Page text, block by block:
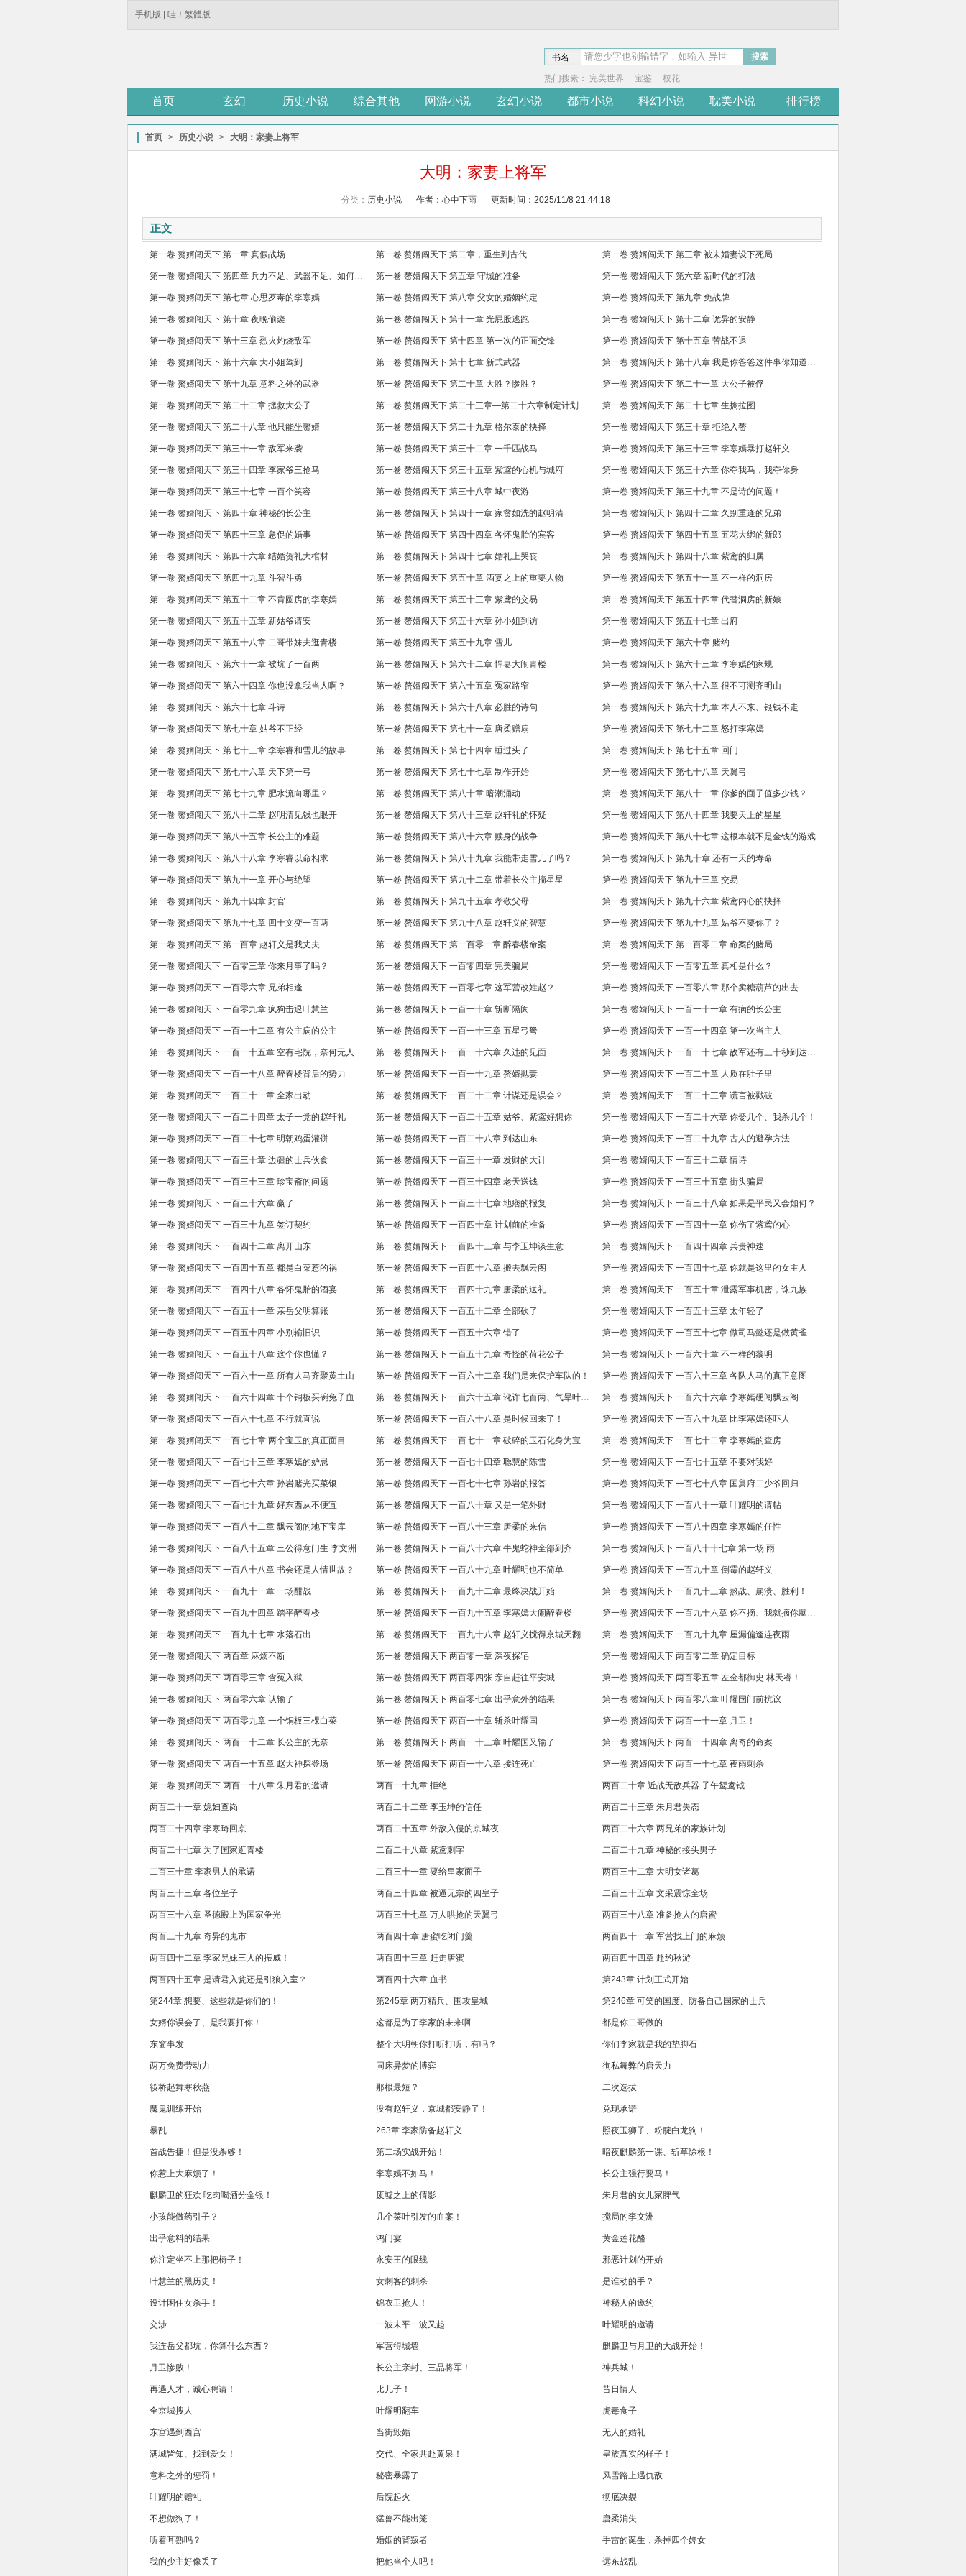
手机版 哇！繁體版
书名 搜索
热门搜素： 完美世界 宝鉴 校花
首页 玄幻 历史小说 综合其他 网游小说 玄幻小说 都市小说 科幻小说 耽美小说 排行榜
首页 > 历史小说 > 大明：家妻上将军
大明：家妻上将军
分类： 历史小说 作者：心中下雨 更新时间：2025/11/8 21:44:18
正文
第一卷 赘婿闯天下 第一章 真假战场 第一卷 赘婿闯天下 第二章，重生到古代 第一卷 赘婿闯天下 第三章 被未婚妻设下死局
第一卷 赘婿闯天下 第四章 兵力不足、武器不足、如何守城 第一卷 赘婿闯天下 第五章 守城的准备 第一卷 赘婿闯天下 第六章 新时代的打法
第一卷 赘婿闯天下 第七章 心思歹毒的李寒嫣 第一卷 赘婿闯天下 第八章 父女的婚姻约定 第一卷 赘婿闯天下 第九章 免战牌
第一卷 赘婿闯天下 第十章 夜晚偷袭 第一卷 赘婿闯天下 第十一章 光屁股逃跑 第一卷 赘婿闯天下 第十二章 诡异的安静
第一卷 赘婿闯天下 第十三章 烈火灼烧敌军 第一卷 赘婿闯天下 第十四章 第一次的正面交锋 第一卷 赘婿闯天下 第十五章 苦战不退
第一卷 赘婿闯天下 第十六章 大小姐驾到 第一卷 赘婿闯天下 第十七章 新式武器 第一卷 赘婿闯天下 第十八章 我是你爸爸这件事你知道吗？
第一卷 赘婿闯天下 第十九章 意料之外的武器 第一卷 赘婿闯天下 第二十章 大胜？惨胜？ 第一卷 赘婿闯天下 第二十一章 大公子被俘
第一卷 赘婿闯天下 第二十二章 拯救大公子 第一卷 赘婿闯天下 第二十三章—第二十六章制定计划 第一卷 赘婿闯天下 第二十七章 生擒拉图
第一卷 赘婿闯天下 第二十八章 他只能坐赘婿 第一卷 赘婿闯天下 第二十九章 格尔泰的抉择 第一卷 赘婿闯天下 第三十章 拒绝入赘
第一卷 赘婿闯天下 第三十一章 敌军来袭 第一卷 赘婿闯天下 第三十二章 一千匹战马 第一卷 赘婿闯天下 第三十三章 李寒嫣暴打赵轩义
第一卷 赘婿闯天下 第三十四章 李家爷三抢马 第一卷 赘婿闯天下 第三十五章 紫鸢的心机与城府 第一卷 赘婿闯天下 第三十六章 你夺我马，我夺你身
第一卷 赘婿闯天下 第三十七章 一百个笑容 第一卷 赘婿闯天下 第三十八章 城中夜游 第一卷 赘婿闯天下 第三十九章 不是诗的问题！
第一卷 赘婿闯天下 第四十章 神秘的长公主 第一卷 赘婿闯天下 第四十一章 家贫如洗的赵明清 第一卷 赘婿闯天下 第四十二章 久别重逢的兄弟
第一卷 赘婿闯天下 第四十三章 急促的婚事 第一卷 赘婿闯天下 第四十四章 各怀鬼胎的宾客 第一卷 赘婿闯天下 第四十五章 五花大绑的新郎
第一卷 赘婿闯天下 第四十六章 结婚贺礼大棺材 第一卷 赘婿闯天下 第四十七章 婚礼上哭丧 第一卷 赘婿闯天下 第四十八章 紫鸢的归属
第一卷 赘婿闯天下 第四十九章 斗智斗勇 第一卷 赘婿闯天下 第五十章 酒宴之上的重要人物 第一卷 赘婿闯天下 第五十一章 不一样的洞房
第一卷 赘婿闯天下 第五十二章 不肯圆房的李寒嫣 第一卷 赘婿闯天下 第五十三章 紫鸢的交易 第一卷 赘婿闯天下 第五十四章 代替洞房的新娘
第一卷 赘婿闯天下 第五十五章 新姑爷请安 第一卷 赘婿闯天下 第五十六章 孙小姐到访 第一卷 赘婿闯天下 第五十七章 出府
第一卷 赘婿闯天下 第五十八章 二哥带妹夫逛青楼 第一卷 赘婿闯天下 第五十九章 雪儿 第一卷 赘婿闯天下 第六十章 赌约
第一卷 赘婿闯天下 第六十一章 被坑了一百两 第一卷 赘婿闯天下 第六十二章 悍妻大闹青楼 第一卷 赘婿闯天下 第六十三章 李寒嫣的家规
第一卷 赘婿闯天下 第六十四章 你也没拿我当人啊？ 第一卷 赘婿闯天下 第六十五章 冤家路窄 第一卷 赘婿闯天下 第六十六章 很不可测齐明山
第一卷 赘婿闯天下 第六十七章 斗诗 第一卷 赘婿闯天下 第六十八章 必胜的诗句 第一卷 赘婿闯天下 第六十九章 本人不来、银钱不走
第一卷 赘婿闯天下 第七十章 姑爷不正经 第一卷 赘婿闯天下 第七十一章 唐柔赠扇 第一卷 赘婿闯天下 第七十二章 怒打李寒嫣
第一卷 赘婿闯天下 第七十三章 李寒睿和雪儿的故事 第一卷 赘婿闯天下 第七十四章 睡过头了 第一卷 赘婿闯天下 第七十五章 回门
第一卷 赘婿闯天下 第七十六章 天下第一弓 第一卷 赘婿闯天下 第七十七章 制作开始 第一卷 赘婿闯天下 第七十八章 天翼弓
第一卷 赘婿闯天下 第七十九章 肥水流向哪里？ 第一卷 赘婿闯天下 第八十章 暗潮涌动 第一卷 赘婿闯天下 第八十一章 你爹的面子值多少钱？
第一卷 赘婿闯天下 第八十二章 赵明清见钱也眼开 第一卷 赘婿闯天下 第八十三章 赵轩礼的怀疑 第一卷 赘婿闯天下 第八十四章 我要天上的星星
第一卷 赘婿闯天下 第八十五章 长公主的难题 第一卷 赘婿闯天下 第八十六章 赎身的战争 第一卷 赘婿闯天下 第八十七章 这根本就不是金钱的游戏
第一卷 赘婿闯天下 第八十八章 李寒睿以命相求 第一卷 赘婿闯天下 第八十九章 我能带走雪儿了吗？ 第一卷 赘婿闯天下 第九十章 还有一天的寿命
第一卷 赘婿闯天下 第九十一章 开心与绝望 第一卷 赘婿闯天下 第九十二章 带着长公主摘星星 第一卷 赘婿闯天下 第九十三章 交易
第一卷 赘婿闯天下 第九十四章 封官 第一卷 赘婿闯天下 第九十五章 孝敬父母 第一卷 赘婿闯天下 第九十六章 紫鸢内心的抉择
第一卷 赘婿闯天下 第九十七章 四十文变一百两 第一卷 赘婿闯天下 第九十八章 赵轩义的智慧 第一卷 赘婿闯天下 第九十九章 姑爷不要你了？
第一卷 赘婿闯天下 第一百章 赵轩义是我丈夫 第一卷 赘婿闯天下 第一百零一章 醉春楼命案 第一卷 赘婿闯天下 第一百零二章 命案的赌局
第一卷 赘婿闯天下 一百零三章 你来月事了吗？ 第一卷 赘婿闯天下 一百零四章 完美骗局 第一卷 赘婿闯天下 一百零五章 真相是什么？
第一卷 赘婿闯天下 一百零六章 兄弟相逢 第一卷 赘婿闯天下 一百零七章 这军营改姓赵？ 第一卷 赘婿闯天下 一百零八章 那个卖糖葫芦的出去
第一卷 赘婿闯天下 一百零九章 疯狗击退叶慧兰 第一卷 赘婿闯天下 一百一十章 斩断隔阂 第一卷 赘婿闯天下 一百一十一章 有病的长公主
第一卷 赘婿闯天下 一百一十二章 有公主病的公主 第一卷 赘婿闯天下 一百一十三章 五星弓弩 第一卷 赘婿闯天下 一百一十四章 第一次当主人
第一卷 赘婿闯天下 一百一十五章 空有宅院，奈何无人 第一卷 赘婿闯天下 一百一十六章 久违的见面 第一卷 赘婿闯天下 一百一十七章 敌军还有三十秒到达战场
第一卷 赘婿闯天下 一百一十八章 醉春楼背后的势力 第一卷 赘婿闯天下 一百一十九章 赘婿抛妻 第一卷 赘婿闯天下 一百二十章 人质在肚子里
第一卷 赘婿闯天下 一百二十一章 全家出动 第一卷 赘婿闯天下 一百二十二章 计谋还是误会？ 第一卷 赘婿闯天下 一百二十三章 谎言被戳破
第一卷 赘婿闯天下 一百二十四章 太子一党的赵轩礼 第一卷 赘婿闯天下 一百二十五章 姑爷、紫鸢好想你 第一卷 赘婿闯天下 一百二十六章 你娶几个、我杀几个！
第一卷 赘婿闯天下 一百二十七章 明朝鸡蛋灌饼 第一卷 赘婿闯天下 一百二十八章 到达山东 第一卷 赘婿闯天下 一百二十九章 古人的避孕方法
第一卷 赘婿闯天下 一百三十章 边疆的士兵伙食 第一卷 赘婿闯天下 一百三十一章 发财的大计 第一卷 赘婿闯天下 一百三十二章 情诗
第一卷 赘婿闯天下 一百三十三章 珍宝斋的问题 第一卷 赘婿闯天下 一百三十四章 老天送钱 第一卷 赘婿闯天下 一百三十五章 街头骗局
第一卷 赘婿闯天下 一百三十六章 赢了 第一卷 赘婿闯天下 一百三十七章 地痞的报复 第一卷 赘婿闯天下 一百三十八章 如果是平民又会如何？
第一卷 赘婿闯天下 一百三十九章 签订契约 第一卷 赘婿闯天下 一百四十章 计划前的准备 第一卷 赘婿闯天下 一百四十一章 你伤了紫鸢的心
第一卷 赘婿闯天下 一百四十二章 离开山东 第一卷 赘婿闯天下 一百四十三章 与李玉坤谈生意 第一卷 赘婿闯天下 一百四十四章 兵贵神速
第一卷 赘婿闯天下 一百四十五章 都是白菜惹的祸 第一卷 赘婿闯天下 一百四十六章 搬去飘云阁 第一卷 赘婿闯天下 一百四十七章 你就是这里的女主人
第一卷 赘婿闯天下 一百四十八章 各怀鬼胎的酒宴 第一卷 赘婿闯天下 一百四十九章 唐柔的送礼 第一卷 赘婿闯天下 一百五十章 泄露军事机密，诛九族
第一卷 赘婿闯天下 一百五十一章 亲岳父明算账 第一卷 赘婿闯天下 一百五十二章 全部砍了 第一卷 赘婿闯天下 一百五十三章 太年轻了
第一卷 赘婿闯天下 一百五十四章 小别输旧识 第一卷 赘婿闯天下 一百五十六章 错了 第一卷 赘婿闯天下 一百五十七章 做司马懿还是做黄雀
第一卷 赘婿闯天下 一百五十八章 这个你也懂？ 第一卷 赘婿闯天下 一百五十九章 奇怪的荷花公子 第一卷 赘婿闯天下 一百六十章 不一样的黎明
第一卷 赘婿闯天下 一百六十一章 所有人马齐聚黄土山 第一卷 赘婿闯天下 一百六十二章 我们是来保护车队的！ 第一卷 赘婿闯天下 一百六十三章 各队人马的真正意图
第一卷 赘婿闯天下 一百六十四章 十个铜板买碗兔子血 第一卷 赘婿闯天下 一百六十五章 讹诈七百两、气晕叶耀国 第一卷 赘婿闯天下 一百六十六章 李寒嫣硬闯飘云阁
第一卷 赘婿闯天下 一百六十七章 不行就直说 第一卷 赘婿闯天下 一百六十八章 是时候回来了！ 第一卷 赘婿闯天下 一百六十九章 比李寒嫣还吓人
第一卷 赘婿闯天下 一百七十章 两个宝玉的真正面目 第一卷 赘婿闯天下 一百七十一章 破碎的玉石化身为宝 第一卷 赘婿闯天下 一百七十二章 李寒嫣的查房
第一卷 赘婿闯天下 一百七十三章 李寒嫣的妒忌 第一卷 赘婿闯天下 一百七十四章 聪慧的陈雪 第一卷 赘婿闯天下 一百七十五章 不要对我好
第一卷 赘婿闯天下 一百七十六章 孙岩赌光买菜银 第一卷 赘婿闯天下 一百七十七章 孙岩的报答 第一卷 赘婿闯天下 一百七十八章 国舅府二少爷回归
第一卷 赘婿闯天下 一百七十九章 好东西从不便宜 第一卷 赘婿闯天下 一百八十章 又是一笔外财 第一卷 赘婿闯天下 一百八十一章 叶耀明的请帖
第一卷 赘婿闯天下 一百八十二章 飘云阁的地下宝库 第一卷 赘婿闯天下 一百八十三章 唐柔的来信 第一卷 赘婿闯天下 一百八十四章 李寒嫣的任性
第一卷 赘婿闯天下 一百八十五章 三公得意门生 李文洲 第一卷 赘婿闯天下 一百八十六章 牛鬼蛇神全部到齐 第一卷 赘婿闯天下 一百八十十七章 第一场 雨
第一卷 赘婿闯天下 一百八十八章 书会还是人情世故？ 第一卷 赘婿闯天下 一百八十九章 叶耀明也不简单 第一卷 赘婿闯天下 一百九十章 倒霉的赵轩义
第一卷 赘婿闯天下 一百九十一章 一场酣战 第一卷 赘婿闯天下 一百九十二章 最终决战开始 第一卷 赘婿闯天下 一百九十三章 熬战、崩溃、胜利！
第一卷 赘婿闯天下 一百九十四章 踏平醉春楼 第一卷 赘婿闯天下 一百九十五章 李寒嫣大闹醉春楼 第一卷 赘婿闯天下 一百九十六章 你不摘、我就摘你脑袋！
第一卷 赘婿闯天下 一百九十七章 水落石出 第一卷 赘婿闯天下 一百九十八章 赵轩义搅得京城天翻地覆 第一卷 赘婿闯天下 一百九十九章 屋漏偏逢连夜雨
第一卷 赘婿闯天下 两百章 麻烦不断 第一卷 赘婿闯天下 两百零一章 深夜探宅 第一卷 赘婿闯天下 两百零二章 确定目标
第一卷 赘婿闯天下 两百零三章 含冤入狱 第一卷 赘婿闯天下 两百零四张 亲自赶往平安城 第一卷 赘婿闯天下 两百零五章 左佥都御史 林天睿！
第一卷 赘婿闯天下 两百零六章 认输了 第一卷 赘婿闯天下 两百零七章 出乎意外的结果 第一卷 赘婿闯天下 两百零八章 叶耀国门前抗议
第一卷 赘婿闯天下 两百零九章 一个铜板三棵白菜 第一卷 赘婿闯天下 两百一十章 斩杀叶耀国 第一卷 赘婿闯天下 两百一十一章 月卫！
第一卷 赘婿闯天下 两百一十二章 长公主的无奈 第一卷 赘婿闯天下 两百一十三章 叶耀国又输了 第一卷 赘婿闯天下 两百一十四章 离奇的命案
第一卷 赘婿闯天下 两百一十五章 赵大神探登场 第一卷 赘婿闯天下 两百一十六章 接连死亡 第一卷 赘婿闯天下 两百一十七章 夜雨刺杀
第一卷 赘婿闯天下 两百一十八章 朱月君的邀请 两百一十九章 拒绝 两百二十章 近战无敌兵器 子午鸳鸯钺
两百二十一章 媳妇查岗 两百二十二章 李玉坤的信任 两百二十三章 朱月君失态
两百二十四章 李寒琦回京 两百二十五章 外敌入侵的京城夜 两百二十六章 两兄弟的家族计划
两百二十七章 为了国家逛青楼 二百二十八章 紫鸢刺字 二百二十九章 神秘的接头男子
二百三十章 李家男人的承诺 二百三十一章 要给皇家面子 两百三十二章 大明女诸葛
两百三十三章 各位皇子 两百三十四章 被逼无奈的四皇子 二百三十五章 文采震惊全场
两百三十六章 圣德殿上为国家争光 两百三十七章 万人哄抢的天翼弓 两百三十八章 准备抢人的唐蜜
两百三十九章 奇异的鬼市 两百四十章 唐蜜吃闭门羹 两百四十一章 军营找上门的麻烦
两百四十二章 李家兄妹三人的振威！ 两百四十三章 赶走唐蜜 两百四十四章 赴约秋游
两百四十五章 是请君入瓮还是引狼入室？ 两百四十六章 血书 第243章 计划正式开始
第244章 想要、这些就是你们的！ 第245章 两万精兵、围攻皇城 第246章 可笑的国度、防备自己国家的士兵
女婿你误会了、是我要打你！ 这都是为了李家的未来啊 都是你二哥做的
东窗事发 整个大明朝你打听打听，有吗？ 你们李家就是我的垫脚石
两万免费劳动力 同床异梦的博弈 徇私舞弊的唐天力
筷桥起舞寒秋燕 那根最短？ 二次选拔
魔鬼训练开始 没有赵轩义，京城都安静了！ 兑现承诺
暴乱 263章 李家防备赵轩义 照夜玉狮子、粉腚白龙驹！
首战告捷！但是没杀够！ 第二场实战开始！ 暗夜麒麟第一课、斩草除根！
你惹上大麻烦了！ 李寒嫣不如马！ 长公主强行要马！
麒麟卫的狂欢 吃肉喝酒分金银！ 废墟之上的倩影 朱月君的女儿家脾气
小孩能做药引子？ 几个菜叶引发的血案！ 搅局的李文洲
出乎意料的结果 鸿门宴 黄金莲花酪
你注定坐不上那把椅子！ 永安王的眼线 邪恶计划的开始
叶慧兰的黑历史！ 女刺客的刺杀 是谁动的手？
设计困住女杀手！ 锦衣卫抢人！ 神秘人的邀约
交涉 一波未平一波又起 叶耀明的邀请
我连岳父都坑，你算什么东西？ 军营得城墙 麒麟卫与月卫的大战开始！
月卫惨败！ 长公主亲封、三品将军！ 神兵城！
再遇人才，诚心聘请！ 比儿子！ 昔日情人
全京城搜人 叶耀明翻车 虎毒食子
东宫遇到西宫 当街毁婚 无人的婚礼
满城皆知、找到爱女！ 交代、全家共赴黄泉！ 皇族真实的样子！
意料之外的惩罚！ 秘密暴露了 风雪路上遇仇敌
叶耀明的赠礼 后院起火 彻底决裂
不想做狗了！ 猛兽不能出笼 唐柔消失
听着耳熟吗？ 婚姻的背叛者 手雷的诞生，杀掉四个婢女
我的少主好像丢了 把他当个人吧！ 远东战乱